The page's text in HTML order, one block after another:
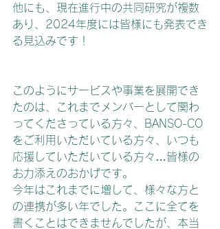
他にも、現在進行中の共同研究が複数
あり、2024年度には皆様にも発表でき
る見込みです！
このようにサービスや事業を展開でき
たのは、これまでメンバーとして関わ
ってくださっている方々、BANSO-CO
をご利用いただいている方々、いつも
応援していただいている方々…皆様の
お力添えのおかげです。
今年はこれまでに増して、様々な方と
の連携が多い年でした。ここに全てを
書くことはできませんでしたが、本当